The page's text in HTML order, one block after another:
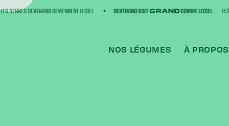
BERTRAND DEVIENNENT LECIEL BERTRAND VOITGRANDCOMME LECIEL LES SERRES
NOS LÉGUMES À PROPOS